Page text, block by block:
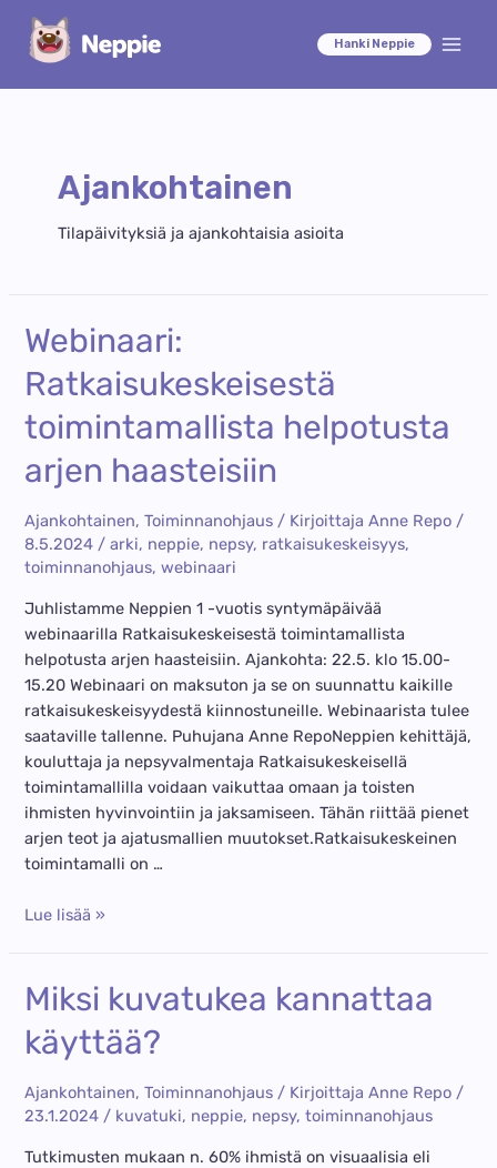
sisältöön
Hanki Neppie
Ajankohtainen
Tilapäivityksiä ja ajankohtaisia asioita
Webinaari:
Ratkaisukeskeisestä
toimintamallista helpotusta
arjen haasteisiin
Ajankohtainen,Toiminnanohjaus / KirjoittajaAnne Repo /
8.5.2024 /arki, neppie, nepsy, ratkaisukeskeisyys,
toiminnanohjaus,webinaari
Juhlistamme Neppien 1 -vuotis syntymäpäivää
webinaarilla Ratkaisukeskeisestä toimintamallista
helpotusta arjen haasteisiin. Ajankohta: 22.5. klo 15.00-
15.20 Webinaari on maksuton ja se on suunnattu kaikille
ratkaisukeskeisyydestä kiinnostuneille. Webinaarista tulee
saataville tallenne. Puhujana Anne RepoNeppien kehittäjä,
kouluttaja ja nepsyvalmentaja Ratkaisukeskeisellä
toimintamallilla voidaan vaikuttaa omaan ja toisten
ihmisten hyvinvointiin ja jaksamiseen. Tähän riittää pienet
arjen teot ja ajatusmallien muutokset.Ratkaisukeskeinen
toimintamalli on …
Webinaari:
helpotusta
arjen
haasteisiin
Lue lisää »
Miksi kuvatukea kannattaa
käyttää?
Ajankohtainen,Toiminnanohjaus / KirjoittajaAnne Repo /
23.1.2024 / kuvatuki, neppie, nepsy,toiminnanohjaus
Tutkimusten mukaan n. 60% ihmistä on visuaalisia eli